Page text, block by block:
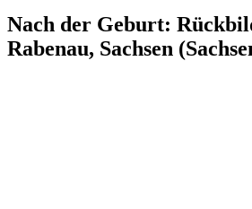
Nach der Geburt:
Rabenau, Sachsen